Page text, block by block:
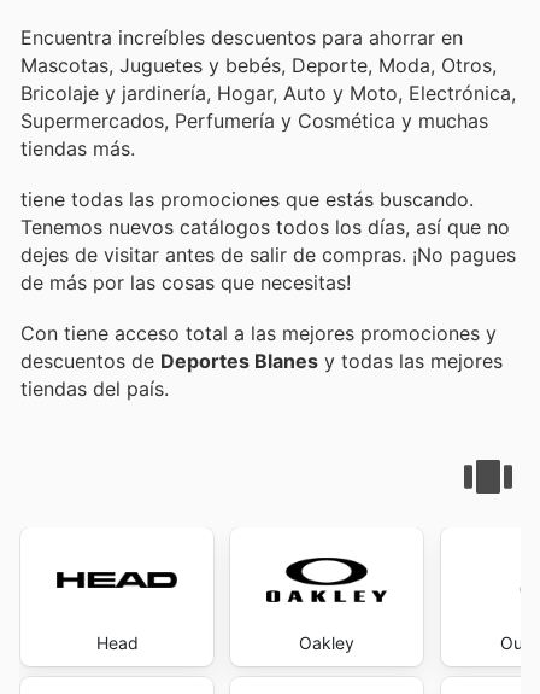
Encuentra increíbles descuentos para ahorrar en
Mascotas, Juguetes y bebés, Deporte, Moda, Otros,
Bricolaje y jardinería, Hogar, Auto y Moto, Electrónica,
Supermercados, Perfumería y Cosmética y muchas
tiendas más.
tiene todas las promociones que estás buscando.
Tenemos nuevos catálogos todos los días, así que no
dejes de visitar antes de salir de compras. ¡No pagues
de más por las cosas que necesitas!
Con tiene acceso total a las mejores promociones y
descuentos de Deportes Blanes y todas las mejores
tiendas del país.
Head Oakley